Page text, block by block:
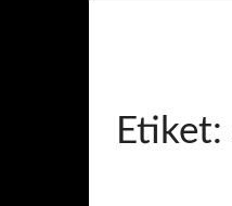
Etiket: